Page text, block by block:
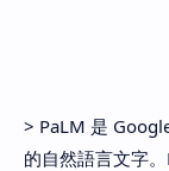
> PaLM 是
的自然語言文字